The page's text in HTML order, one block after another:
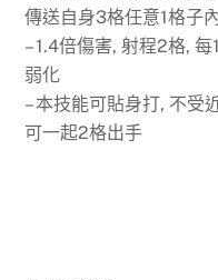
傳送自身3格任意1格子
– 1.4倍傷害, 射程2格,
弱化
– 本技能可貼身打, 不受
可一起2格出手